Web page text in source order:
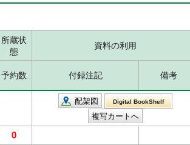
所蔵状
態
資料の利用
予約数 付録注記 備考
配架図 Digital BookShelf
0